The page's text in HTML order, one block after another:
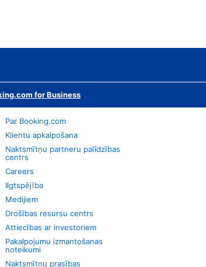
for Business
Par Booking.com
Klientu apkalpošana
Naktsmītņu partneru palīdzības
centrs
Careers
Ilgtspējība
Medijiem
Drošības resursu centrs
Attiecības ar investoriem
Pakalpojumu izmantošanas
noteikumi
Naktsmītņu prasības